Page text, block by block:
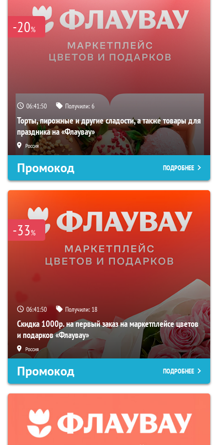
-20%
06:41:49 Получили:6
Торты, пирожные и другие сладости, а также товары для
праздника на «Флаувау»
Россия
Промокод ПОДРОБНЕЕ
-33%
06:41:49 Получили: 18
Скидка 1000р. на первый заказ на маркетплейсе цветов
и подарков «Флаувау»
Россия
Промокод ПОДРОБНЕЕ